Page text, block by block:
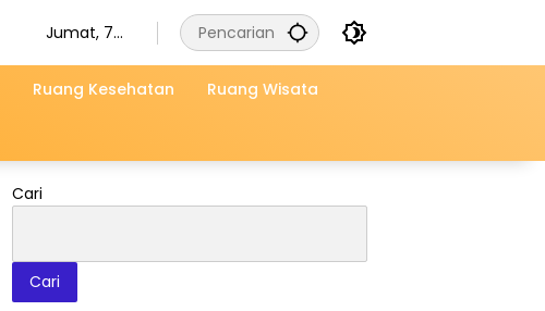
Jumat, 7
Ruang Kesehatan Ruang Wisata
Cari
Cari